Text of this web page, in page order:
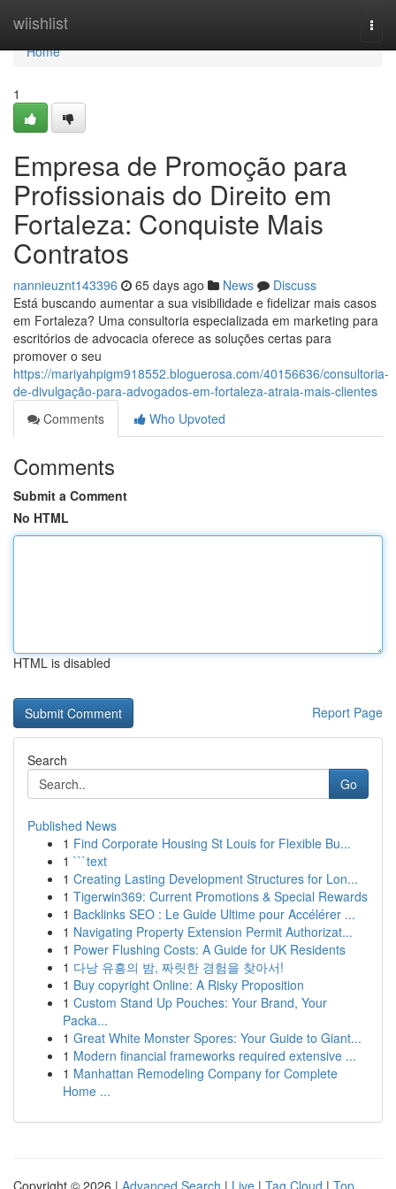
wiishlist
Home
Home
1
Empresa de Promoção para
Profissionais do Direito em
Fortaleza: Conquiste Mais
Contratos
nannieuznt143396 65 days ago News
Discuss
Está buscando aumentar a sua visibilidade e fidelizar mais casos
em Fortaleza? Uma consultoria especializada em marketing para
escritórios de advocacia oferece as soluções certas para
promover o seu
https://mariyahpigm918552.bloguerosa.com/40156636/consultoria-
de-divulgação-para-advogados-em-fortaleza-atraia-mais-clientes
Comments
Who Upvoted
Comments
Submit a Comment
No HTML
HTML is disabled
Report Page
Search
Go
Published News
1 Find Corporate Housing St Louis for Flexible Bu...
1 ```text
1 Creating Lasting Development Structures for Lon...
1 Tigerwin369: Current Promotions & Special Rewards
1 Backlinks SEO : Le Guide Ultime pour Accélérer ...
1 Navigating Property Extension Permit Authorizat...
1 Power Flushing Costs: A Guide for UK Residents
1 다낭 유흥의 밤, 짜릿한 경험을 찾아서!
1 Buy copyright Online: A Risky Proposition
1 Custom Stand Up Pouches: Your Brand, Your
Packa...
1 Great White Monster Spores: Your Guide to Giant...
1 Modern financial frameworks required extensive ...
1 Manhattan Remodeling Company for Complete
Home ...
Copyright © 2026 | Advanced Search | Live | Tag Cloud | Top